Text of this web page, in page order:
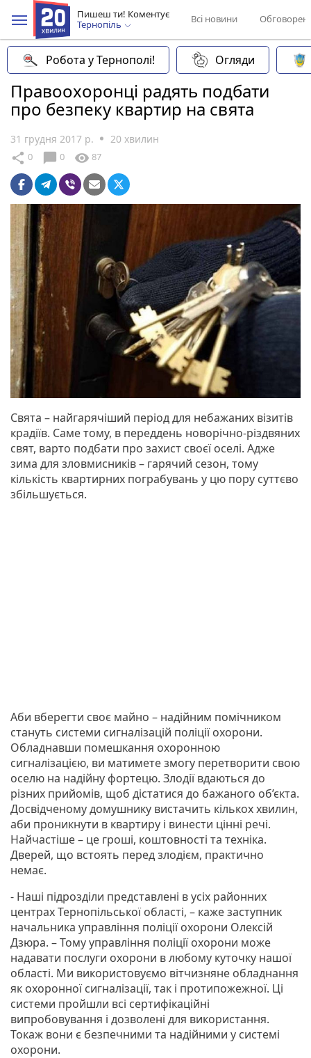
Пишеш ти! Коментує
Тернопіль
Всі новини
Робота у Тернополі! Огляди
Правоохоронці радять подбати
про безпеку квартир на свята
31 грудня 2017 р. 20 хвилин
share 0 chat_bubble 0 visibility 87
Свята – найгарячіший період для небажаних візитів
крадіїв. Саме тому, в переддень новорічно-різдвяних
свят, варто подбати про захист своєї оселі. Адже
зима для зловмисників – гарячий сезон, тому
кількість квартирних пограбувань у цю пору суттєво
збільшується.
Аби вберегти своє майно – надійним помічником
стануть системи сигналізацій поліції охорони.
Обладнавши помешкання охоронною
сигналізацією, ви матимете змогу перетворити свою
оселю на надійну фортецю. Злодії вдаються до
різних прийомів, щоб дістатися до бажаного об’єкта.
Досвідченому домушнику вистачить кількох хвилин,
аби проникнути в квартиру і винести цінні речі.
Найчастіше – це гроші, коштовності та техніка.
Дверей, що встоять перед злодієм, практично
немає.
- Наші підрозділи представлені в усіх районних
центрах Тернопільської області, – каже заступник
начальника управління поліції охорони Олексій
Дзюра. – Тому управління поліції охорони може
надавати послуги охорони в любому куточку нашої
області. Ми використовуємо вітчизняне обладнання
як охоронної сигналізації, так і протипожежної. Ці
системи пройшли всі сертифікаційні
випробовування і дозволені для використання.
Токаж вони є безпечними та надійними у системі
охорони.